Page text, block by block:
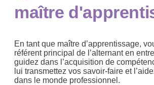
maître
En tant que maître d’apprentissage,
référent principal de l’alternant en
guidez dans l’acquisition de
lui transmettez vos savoir-faire et
dans le monde professionnel.